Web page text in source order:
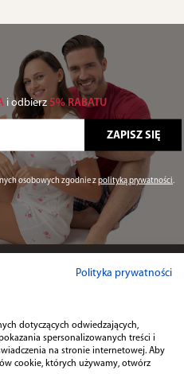
i odbierz 5% RABATU
osobowych zgodnie zpolityką prywatności.
Polityka prywatności
dotyczących odwiedzających,
spersonalizowanych treści i
na stronie internetowej. Aby
cookie, których używamy, otwórz